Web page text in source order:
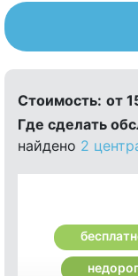
Стоимость: от
Где сделать
найдено 2